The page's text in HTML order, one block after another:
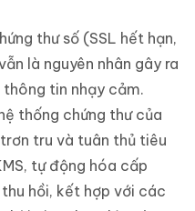
thư số (SSL hết hạn,
là nguyên nhân gây ra
tin nhạy cảm.
thống chứng thư của
tru và tuân thủ tiêu
tự động hóa cấp
hồi, kết hợp với các